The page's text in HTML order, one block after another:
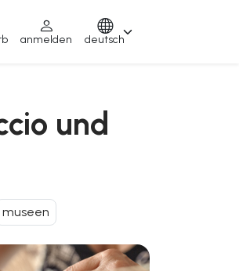
anmelden deutsch
und
museen